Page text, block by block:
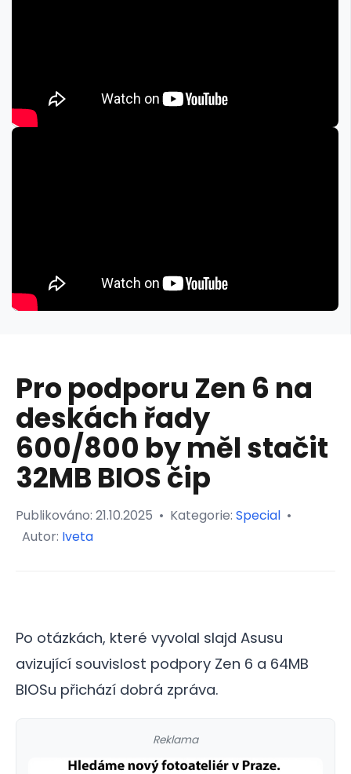
Pro podporu Zen 6 na
deskách řady
600/800 by měl stačit
32MB BIOS čip
Publikováno: 21.10.2025 • Kategorie: Special •
Autor: Iveta
Po otázkách, které vyvolal slajd Asusu
avizující souvislost podpory Zen 6 a 64MB
BIOSu přichází dobrá zpráva.
Reklama